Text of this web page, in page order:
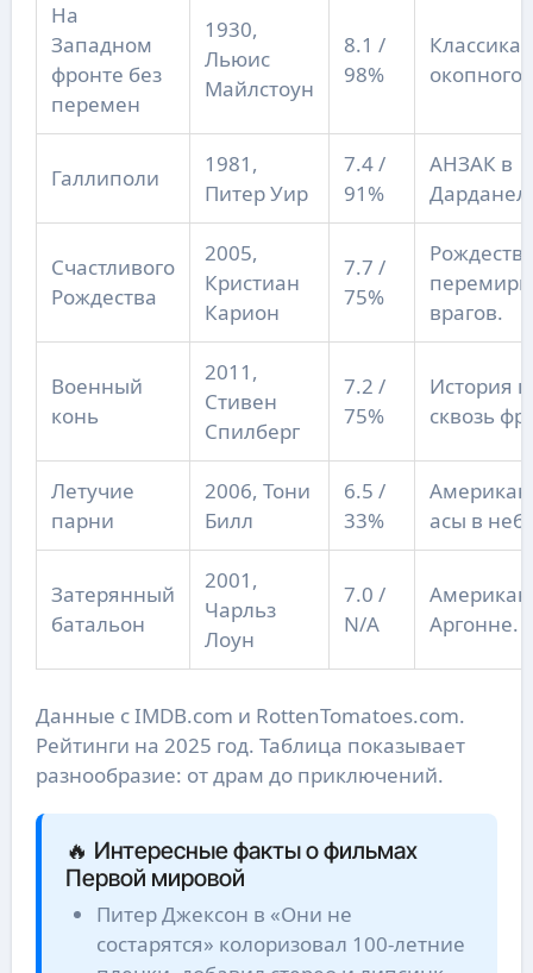
На
Западном
фронте без
перемен
1930,
Льюис
Майлстоун
8.1 /
98%
Классика
окопного
Галлиполи
1981,
Питер Уир
7.4 /
91%
АНЗАК в
Счастливого
Рождества
2005,
Кристиан
Карион
7.7 /
75%
врагов.
Военный
конь
2011,
Стивен
Спилберг
7.2 /
75%
История
сквозь
Летучие
парни
2006, Тони
Билл
6.5 /
33%
асы в
Затерянный
батальон
2001,
Чарльз
Лоун
7.0 /
N/A
Аргонне.
Данные с IMDB.com и RottenTomatoes.com.
Рейтинги на 2025 год. Таблица показывает
разнообразие: от драм до приключений.
🔥 Интересные факты о фильмах
Первой мировой
Питер Джексон в «Они не
состарятся» колоризовал 100-летние